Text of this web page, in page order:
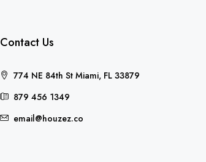
Contact Us
774 NE 84th St Miami, FL 33879
879 456 1349
email@houzez.co